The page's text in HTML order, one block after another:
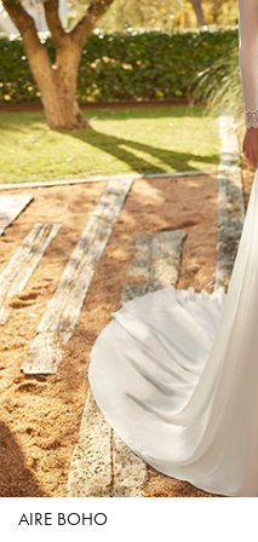
AIRE BOHO